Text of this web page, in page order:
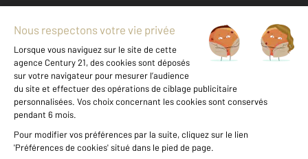
Mentions légales & CGU et Barèmes d'honoraires
Données personnelles
Gestionnaire des cookies
Achat appartement autour de VILLEFRANCHE SUR MER (06230)